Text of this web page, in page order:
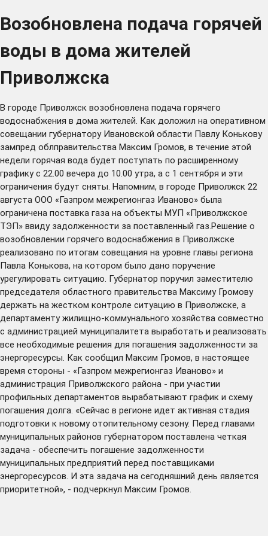
Возобновлена подача горячей
воды в дома жителей
Приволжска
В городе Приволжск возобновлена подача горячего
водоснабжения в дома жителей. Как доложил на оперативном
совещании губернатору Ивановской области Павлу Конькову
зампред облправительства Максим Громов, в течение этой
недели горячая вода будет поступать по расширенному
графику с 22.00 вечера до 10.00 утра, а с 1 сентября и эти
ограничения будут сняты. Напомним, в городе Приволжск 22
августа ООО «Газпром межрегионгаз Иваново» была
ограничена поставка газа на объекты МУП «Приволжское
ТЭП» ввиду задолженности за поставленный газ.Решение о
возобновлении горячего водоснабжения в Приволжске
реализовано по итогам совещания на уровне главы региона
Павла Конькова, на котором было дано поручение
урегулировать ситуацию. Губернатор поручил заместителю
председателя областного правительства Максиму Громову
держать на жестком контроле ситуацию в Приволжске, а
департаменту жилищно-коммунального хозяйства совместно
с администрацией муниципалитета выработать и реализовать
все необходимые решения для погашения задолженности за
энергоресурсы. Как сообщил Максим Громов, в настоящее
время стороны - «Газпром межрегионгаз Иваново» и
администрация Приволжского района - при участии
профильных департаментов вырабатывают график и схему
погашения долга. «Сейчас в регионе идет активная стадия
подготовки к новому отопительному сезону. Перед главами
муниципальных районов губернатором поставлена четкая
задача - обеспечить погашение задолженности
муниципальных предприятий перед поставщиками
энергоресурсов. И эта задача на сегодняшний день является
приоритетной», - подчеркнул Максим Громов.